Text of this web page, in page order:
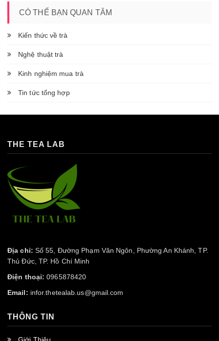
CÓ THỂ BẠN QUAN TÂM
Kiến thức về trà
Nghệ thuật trà
Kinh nghiệm mua trà
Tin tức tổng hợp
THE TEA LAB
Địa chỉ: Số 55, Đường Phạm Văn Ngôn, Phường An Khánh, TP.
Thủ Đức, TP. Hồ Chí Minh
Điện thoại: 0965878420
Email: infor.thetealab.us@gmail.com
THÔNG TIN
Giới Thiệu